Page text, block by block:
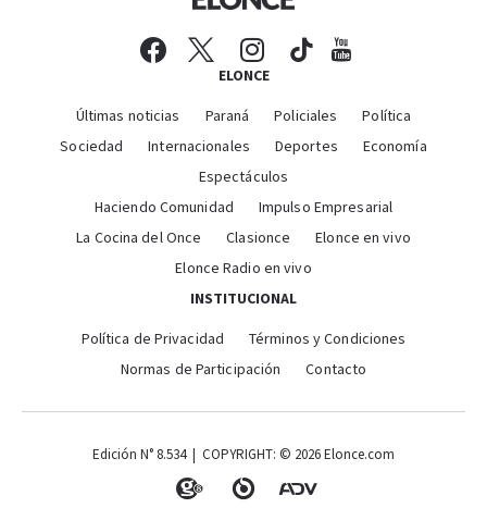
ELONCE
Últimas noticias Paraná Policiales
Política
Sociedad
Internacionales Deportes
Economía
Espectáculos
Haciendo Comunidad
Impulso Empresarial
La Cocina del Once
Clasionce
Elonce en vivo
Elonce Radio en vivo
INSTITUCIONAL
Política de Privacidad
Términos y Condiciones
Normas de Participación
Contacto
Edición N° 8.534 | COPYRIGHT: © 2026 Elonce.com